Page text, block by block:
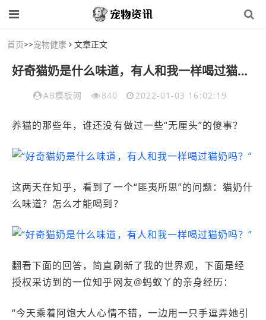
首页>>宠物健康 文章正文
好奇猫奶是什么味道，有人和我一样喝过猫奶吗？”
AB模板网 840 2022-01-03 16:02:19
养猫的那些年，谁还没有做过一些“无厘头”的傻事？
这两天在知乎，看到了一个“匪夷所思”的问题：猫奶什
么味道？怎么才能喝到？
翻看下面的回答，简直刷新了我的世界观，下面是经
授权采访到的一位知乎网友@蚂蚁丫的亲身经历：
“今天乘着阿饱大人心情不错，一边用一只手逗弄她引